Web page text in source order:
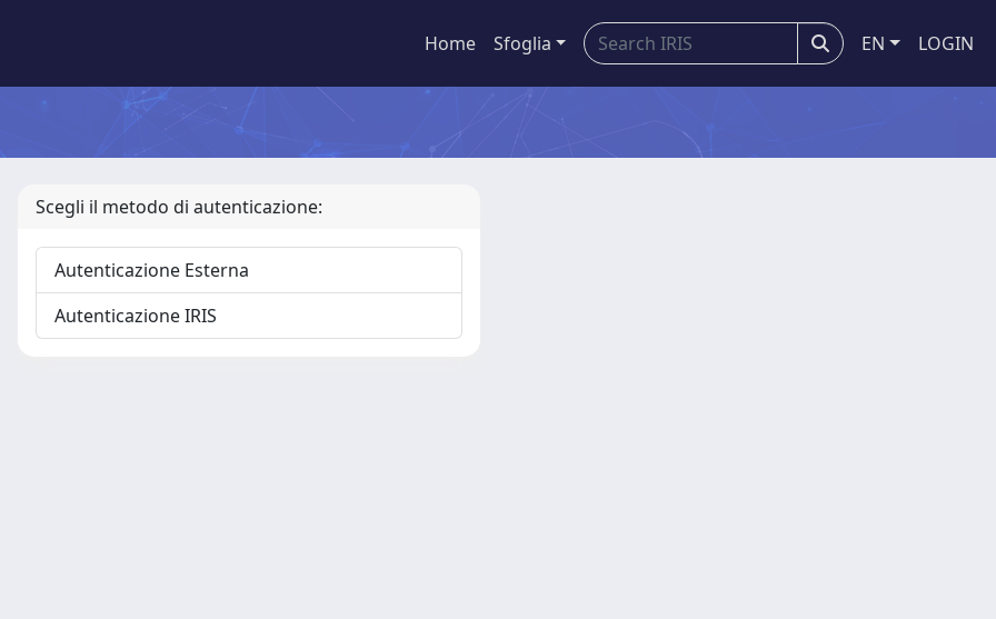
Home Sfoglia EN LOGIN
Scegli il metodo di autenticazione:
Autenticazione Esterna
Autenticazione IRIS